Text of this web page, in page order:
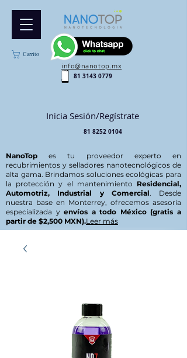
Carrito
info@nanotop.mx
81 3143 0779
Inicia Sesión/Regístrate
81 8252 0104
NanoTop es tu proveedor experto en
recubrimientos y selladores nanotecnológicos de
alta gama. Brindamos soluciones ecológicas para
la protección y el mantenimiento Residencial,
Automotriz, Industrial y Comercial. Desde
nuestra base en Monterrey, ofrecemos asesoría
especializada yenvíos a todo México (gratis a
partir de $2,500 MXN).Leer más